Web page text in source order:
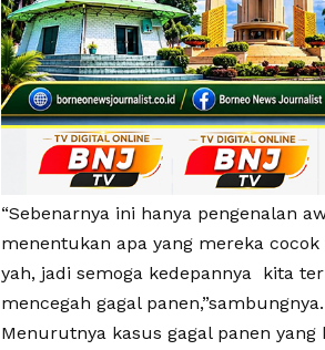
“Sebenarnya ini hanya pengenalan
menentukan apa yang mereka
yah, jadi semoga kedepannya kita
mencegah gagal panen,”sambungnya.
Menurutnya kasus gagal panen